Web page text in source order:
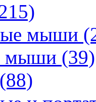
мыши
мыши (39)
(88)